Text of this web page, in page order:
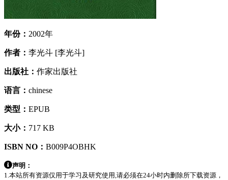
年份： 2002年
作者： 李光斗 [李光斗]
出版社： 作家出版社
语言： chinese
类型： EPUB
大小： 717 KB
ISBN NO： B009P4OBHK
声明：
1.本站所有资源仅用于学习及研究使用,请必须在24小时内删除所下载资源，